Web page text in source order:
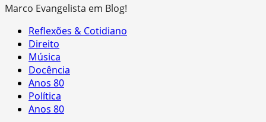
Marco Evangelista em Blog!
Primary
Menu
Reflexões & Cotidiano
Direito
Música
Docência
Anos 80
Política
Anos 80